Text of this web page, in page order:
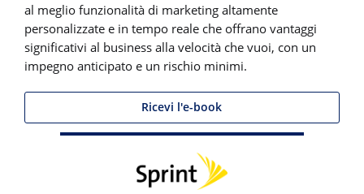
al meglio funzionalità di marketing altamente
personalizzate e in tempo reale che offrano vantaggi
significativi al business alla velocità che vuoi, con un
impegno anticipato e un rischio minimi.
Ricevi l'e-book